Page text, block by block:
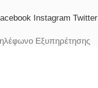
Instagram Twitter
Εξυπηρέτησης